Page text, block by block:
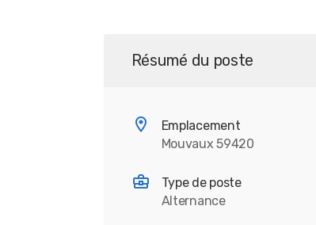
Résumé du poste
Emplacement
Mouvaux 59420
Type de poste
Alternance